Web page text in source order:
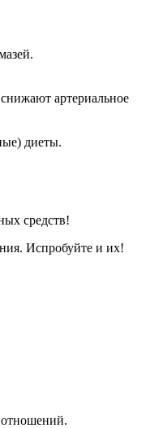
артериальное
диеты.
средств!
Испробуйте и их!